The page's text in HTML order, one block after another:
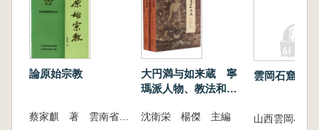
論原始宗教
大円満与如来蔵 寧
瑪派人物、教法和歴
沈衛栄 楊傑 主編
雲岡石窟